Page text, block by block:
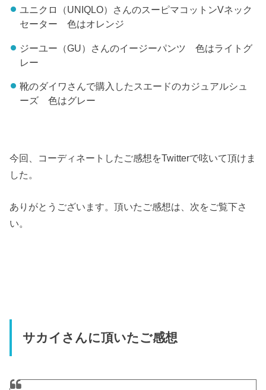
ユニクロ（UNIQLO）さんのスーピマコットンVネック
セーター 色はオレンジ
ジーユー（GU）さんのイージーパンツ 色はライトグ
レー
靴のダイワさんで購入したスエードのカジュアルシュ
ーズ 色はグレー
今回、コーディネートしたご感想をTwitterで呟いて頂けま
した。
ありがとうございます。頂いたご感想は、次をご覧下さ
い。
サカイさんに頂いたご感想